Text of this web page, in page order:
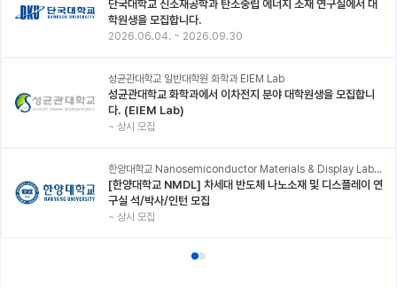
단국대학교 신소재공학과 탄소중립 에너지 소재 연구실에서 대
학원생을 모집합니다.
2026.06.04. ~ 2026.09.30
성균관대학교 일반대학원 화학과 EIEM Lab
성균관대학교 화학과에서 이차전지 분야 대학원생을 모집합니
다. (EIEM Lab)
~ 상시 모집
한양대학교 Nanosemiconductor Materials & Display Laboratory
[한양대학교 NMDL] 차세대 반도체 나노소재 및 디스플레이 연
구실 석/박사/인턴 모집
~ 상시 모집